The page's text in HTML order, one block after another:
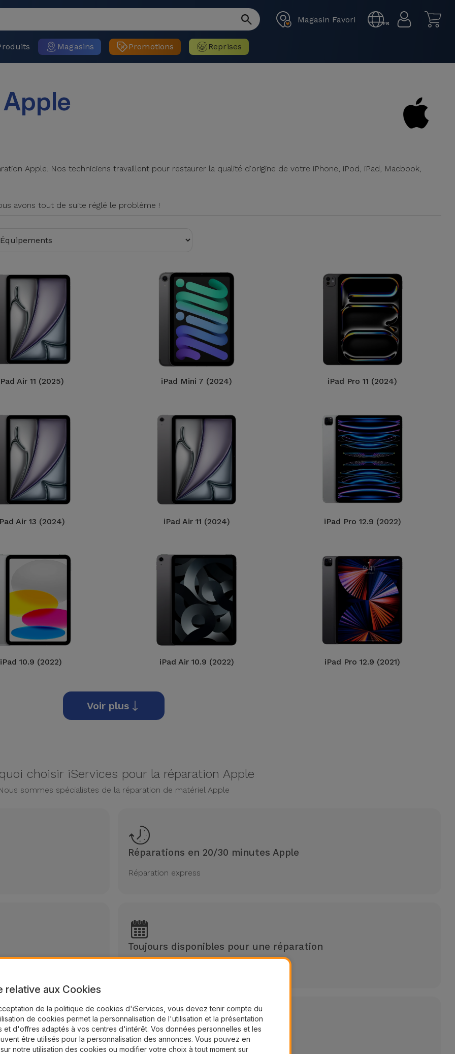
Magasin Favori FR
Magasins Promotions Reprises
Apple
Apple. Nos techniciens travaillent pour restaurer la qualité d'origine de votre iPhone, iPod, iPad, Macbook,
avons tout de suite réglé le problème !
Air 11 (2025) iPad Mini 7 (2024) iPad Pro 11 (2024)
Air 13 (2024) iPad Air 11 (2024) iPad Pro 12.9 (2022)
iPad 10.9 (2022) iPad Air 10.9 (2022) iPad Pro 12.9 (2021)
Voir plus
choisir iServices pour la réparation Apple
sommes spécialistes de la réparation de matériel Apple
Réparations en 20/30 minutes Apple
Réparation express
2 ans
Toujours disponibles pour une réparation
relative aux Cookies
de la politique de cookies d'iServices, vous devez tenir compte du
de cookies permet la personnalisation de l'utilisation et la présentation
et d'offres adaptés à vos centres d'intérêt. Vos données personnelles et les
être utilisés pour la personnalisation des annonces. Vous pouvez en
notre utilisation des cookies ou modifier votre choix à tout moment sur